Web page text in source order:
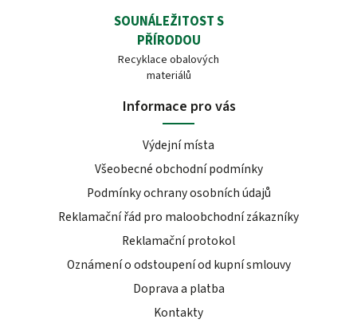
SOUNÁLEŽITOST S
PŘÍRODOU
Recyklace obalových
materiálů
Informace pro vás
Výdejní místa
Všeobecné obchodní podmínky
Podmínky ochrany osobních údajů
Reklamační řád pro maloobchodní zákazníky
Reklamační protokol
Oznámení o odstoupení od kupní smlouvy
Doprava a platba
Kontakty